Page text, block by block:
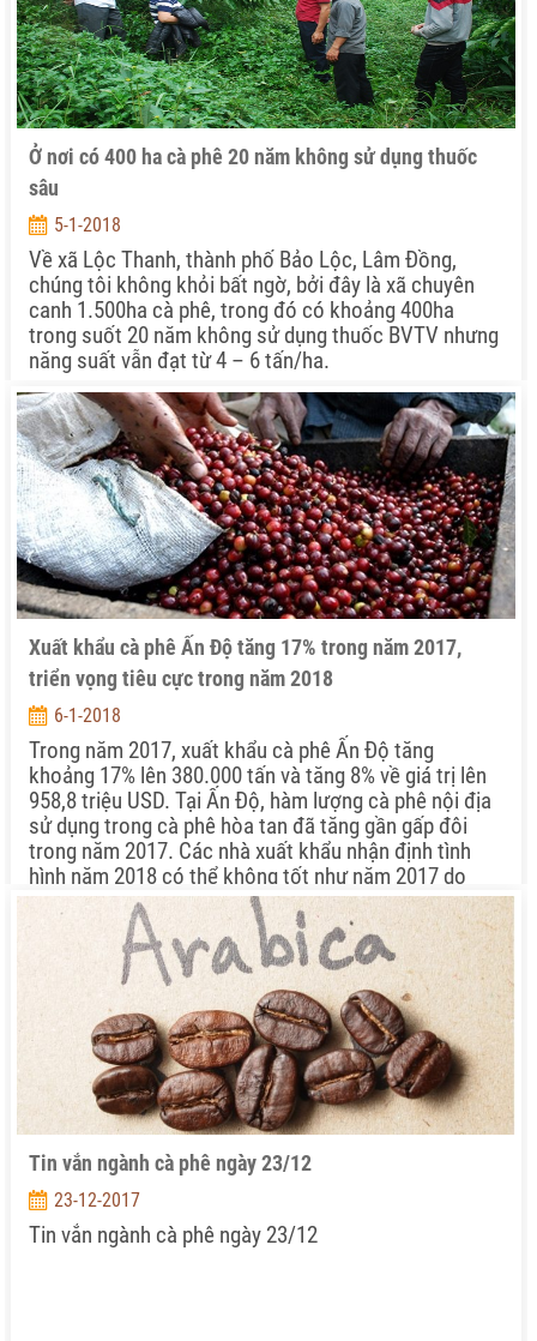
Ở nơi có 400 ha cà phê 20 năm không sử dụng thuốc
sâu
5-1-2018
Về xã Lộc Thanh, thành phố Bảo Lộc, Lâm Đồng,
chúng tôi không khỏi bất ngờ, bởi đây là xã chuyên
canh 1.500ha cà phê, trong đó có khoảng 400ha
trong suốt 20 năm không sử dụng thuốc BVTV nhưng
năng suất vẫn đạt từ 4 – 6 tấn/ha.
Xuất khẩu cà phê Ấn Độ tăng 17% trong năm 2017,
triển vọng tiêu cực trong năm 2018
6-1-2018
Trong năm 2017, xuất khẩu cà phê Ấn Độ tăng
khoảng 17% lên 380.000 tấn và tăng 8% về giá trị lên
958,8 triệu USD. Tại Ấn Độ, hàm lượng cà phê nội địa
sử dụng trong cà phê hòa tan đã tăng gần gấp đôi
trong năm 2017. Các nhà xuất khẩu nhận định tình
hình năm 2018 có thể không tốt như năm 2017 do
triển vọng giá và sản lượng nội địa đều không tốt.
Tin vắn ngành cà phê ngày 23/12
23-12-2017
Tin vắn ngành cà phê ngày 23/12